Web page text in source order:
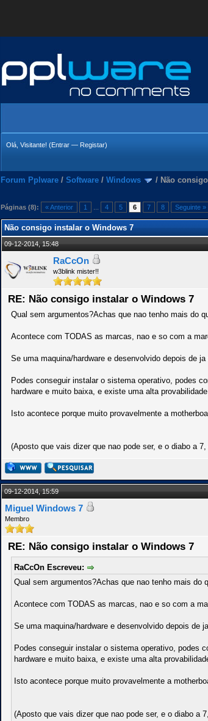
Olá, Visitante! (Entrar — Registar)
Forum Pplware / Software / Windows / Não
Páginas (8): « Anterior 1 4 5 6 7 8 Seguinte »
Não consigo instalar o Windows 7
09-12-2014, 15:48
RaCcOn
w3blink mister!!
RE: Não consigo instalar o Windows 7
Qual sem argumentos?Achas que nao tenho mais do
Acontece com TODAS as marcas, nao e so com a
Se uma maquina/hardware e desenvolvido depois de
Podes conseguir instalar o sistema operativo, podes
hardware e muito baixa, e existe uma alta
Isto acontece porque muito provavelmente a
(Aposto que vais dizer que nao pode ser, e o diabo a
09-12-2014, 15:59
Miguel Windows 7
Membro
RE: Não consigo instalar o Windows 7
RaCcOn Escreveu:
Qual sem argumentos?Achas que nao tenho mais do
Acontece com TODAS as marcas, nao e so com a
Se uma maquina/hardware e desenvolvido depois de
Podes conseguir instalar o sistema operativo, podes
hardware e muito baixa, e existe uma alta
Isto acontece porque muito provavelmente a
(Aposto que vais dizer que nao pode ser, e o diabo a